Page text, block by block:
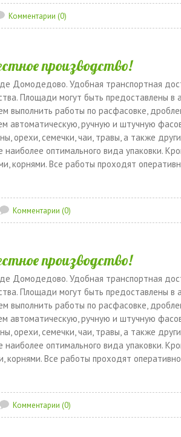
Комментарии (0)
производство!
Домодедово. Удобная транспортная
Площади могут быть предоставлены в
выполнить работы по расфасовке,
автоматическую, ручную и штучную
орехи, семечки, чаи, травы, а также
оптимального вида упаковки.
корнями. Все работы проходят
Комментарии (0)
производство!
Домодедово. Удобная транспортная
Площади могут быть предоставлены в
выполнить работы по расфасовке,
автоматическую, ручную и штучную
орехи, семечки, чаи, травы, а также
оптимального вида упаковки.
Все работы проходят
Комментарии (0)